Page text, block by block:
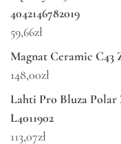
4042146782019
59,66zł
Magnat Ceramic C43
148,00zł
Lahti Pro Bluza
L4011902
113,07zł